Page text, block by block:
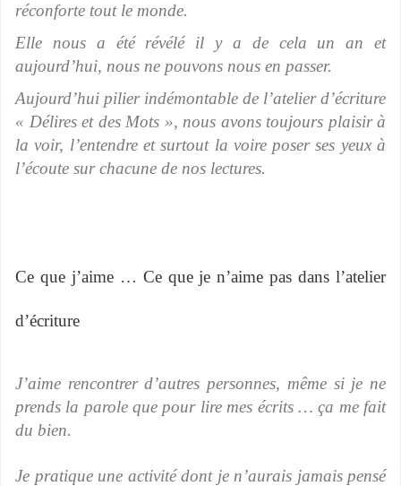
réconforte tout le monde.
Elle nous a été révélé il y a de cela un an et
aujourd’hui, nous ne pouvons nous en passer.
Aujourd’hui pilier indémontable de l’atelier d’écriture
« Délires et des Mots », nous avons toujours plaisir à
la voir, l’entendre et surtout la voire poser ses yeux à
l’écoute sur chacune de nos lectures.
Ce que j’aime … Ce que je n’aime pas dans l’atelier
d’écriture
J’aime rencontrer d’autres personnes, même si je ne
prends la parole que pour lire mes écrits … ça me fait
du bien.
Je pratique une activité dont je n’aurais jamais pensé